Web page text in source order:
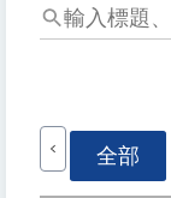
全部